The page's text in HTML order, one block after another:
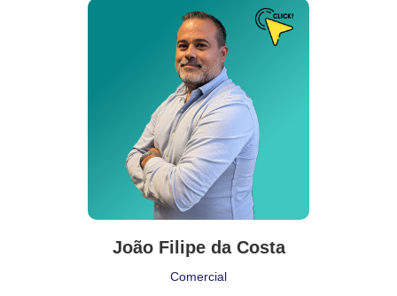
João Filipe da Costa
Comercial
Puesto de Trabajo
Comercial
Delegación:
Porto
Cita:
❝ ❞